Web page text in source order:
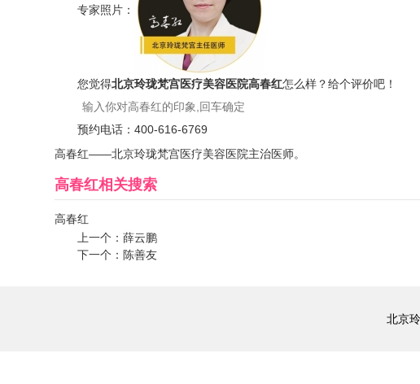
专家照片：
您觉得北京玲珑梵宫医疗美容医院高春红怎么样？给个评价吧！
预约电话：400-616-6769
高春红——北京玲珑梵宫医疗美容医院主治医师。
高春红相关搜索
高春红
上一个：薛云鹏
下一个： 陈善友
北京